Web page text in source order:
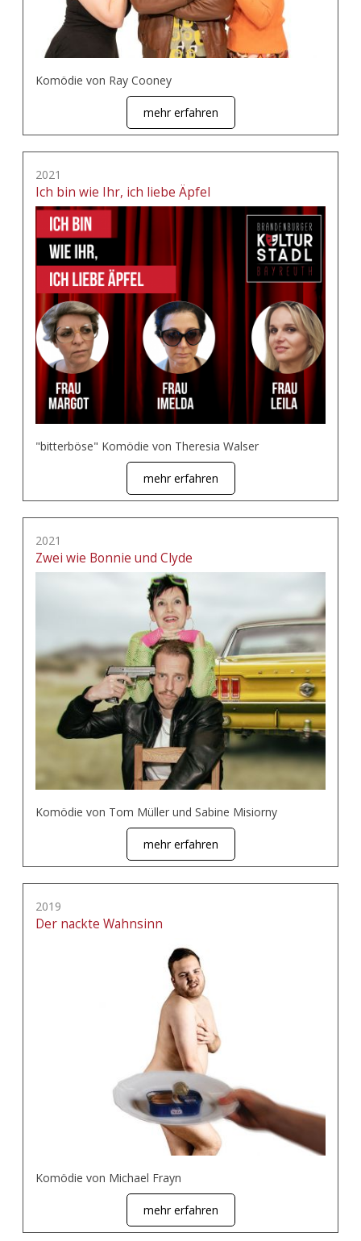
Komödie von Ray Cooney
mehr erfahren
2021
Ich bin wie Ihr, ich liebe Äpfel
"bitterböse" Komödie von Theresia Walser
mehr erfahren
2021
Zwei wie Bonnie und Clyde
Komödie von Tom Müller und Sabine Misiorny
mehr erfahren
2019
Der nackte Wahnsinn
Komödie von Michael Frayn
mehr erfahren